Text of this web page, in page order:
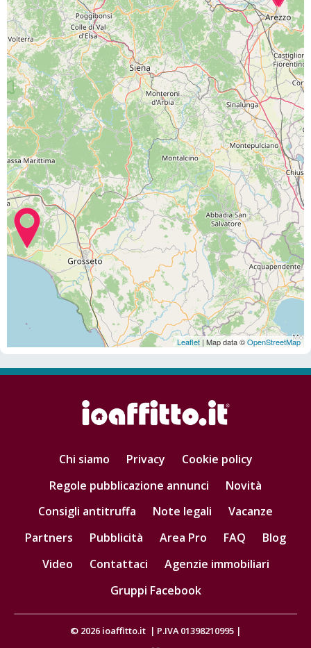
Leaflet | Map data ©OpenStreetMap
Chi siamo Privacy
Cookie policy
Regole pubblicazione annunci
Novità
Consigli antitruffa
Note legali
Vacanze
Partners
Pubblicità Area Pro FAQ
Blog
Video
Contattaci
Agenzie immobiliari
Gruppi Facebook
© 2026 ioaffitto.it | P.IVA 01398210995 |